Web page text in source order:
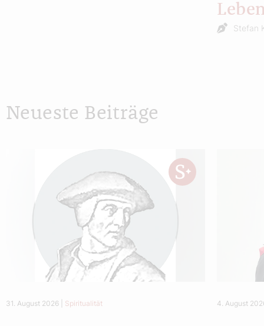
Stefan
Neueste Beiträge
31. August 2026 Spiritualität 4. August